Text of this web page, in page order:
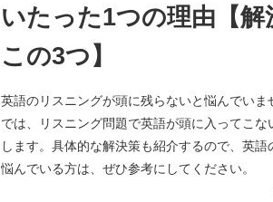
いたった1つの理由【解
この3つ】
英語のリスニングが頭に残らないと悩んでいま
では、リスニング問題で英語が頭に入ってこな
します。具体的な解決策も紹介するので、英語
悩んでいる方は、ぜひ参考にしてください。